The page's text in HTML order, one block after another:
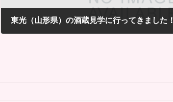
東光（山形県）の酒蔵見学に行ってきました！